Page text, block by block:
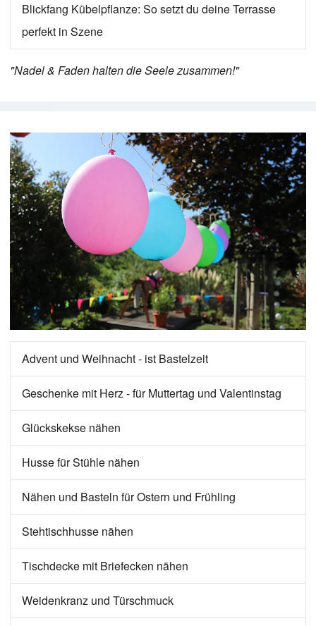
Blickfang Kübelpflanze: So setzt du deine Terrasse
perfekt in Szene
"Nadel & Faden halten die Seele zusammen!"
Advent und Weihnacht - ist Bastelzeit
Geschenke mit Herz - für Muttertag und Valentinstag
Glückskekse nähen
Husse für Stühle nähen
Nähen und Basteln für Ostern und Frühling
Stehtischhusse nähen
Tischdecke mit Briefecken nähen
Weidenkranz und Türschmuck